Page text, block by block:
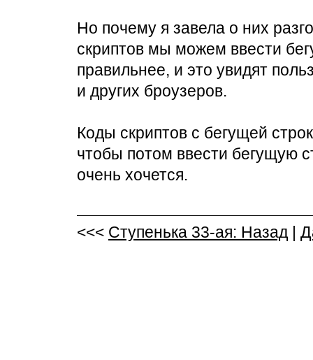
Но почему я завела о них
скриптов мы можем ввести
правильнее, и это увидят
и других броузеров.
Коды скриптов с бегущей
чтобы потом ввести бегущую
очень хочется.
<<< Ступенька 33-ая: Назад |